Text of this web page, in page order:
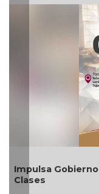
Gobierno